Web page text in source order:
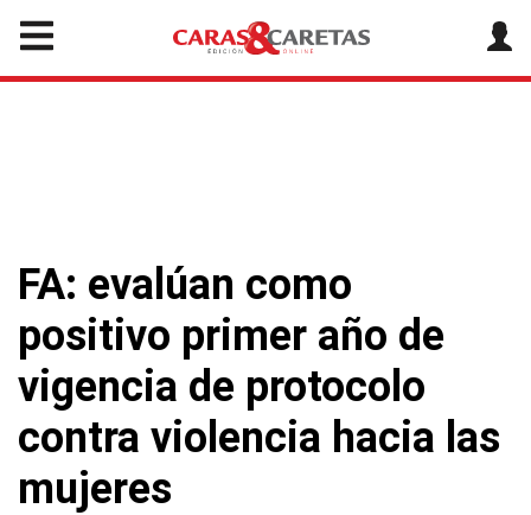
FA: evalúan como
positivo primer año de
vigencia de protocolo
contra violencia hacia las
mujeres